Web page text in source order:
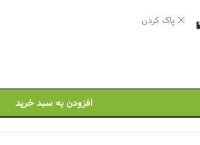
پاک کردن
افزودن به سبد خرید